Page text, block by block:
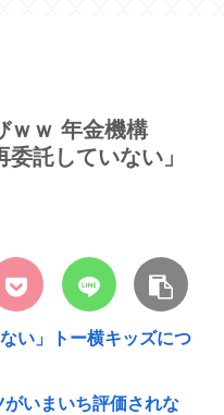
ｗｗ 年金機構
委託していない」
い」トー横キッズにつ
いまいち評価されな